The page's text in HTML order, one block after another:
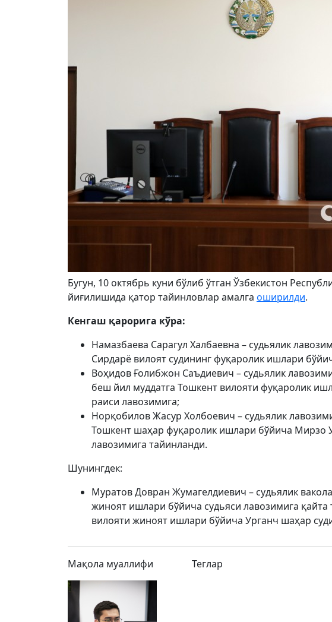
Бугун, 10 октябрь куни бўлиб ўтган Ўзбекистон
йиғилишида қатор тайинловлар амалга оширилди.
Кенгаш қарорига кўра:
Намазбаева Сарагул Халбаевна – судьялик
Сирдарё вилоят судининг фуқаролик ишлари
Воҳидов Ғолибжон Саъдиевич – судьялик
беш йил муддатга Тошкент вилояти фуқаролик
раиси лавозимига;
Норқобилов Жасур Холбоевич – судьялик
Тошкент шаҳар фуқаролик ишлари бўйича Мирзо
лавозимига тайинланди.
Шунингдек:
Муратов Довран Жумагелдиевич – судьялик
жиноят ишлари бўйича судьяси лавозимига
вилояти жиноят ишлари бўйича Урганч шаҳар
Мақола муаллифи Теглар